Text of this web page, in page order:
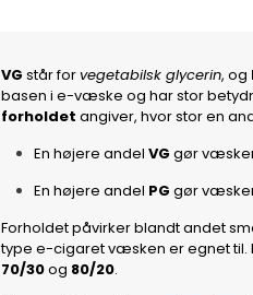
VG står forvegetabilsk glycerin, og
basen i e-væske og har stor
forholdet angiver, hvor stor en
En højere andel VG gør
En højere andel PG gør
Forholdet påvirker blandt andet
type e-cigaret væsken er egnet
70/30og 80/20.